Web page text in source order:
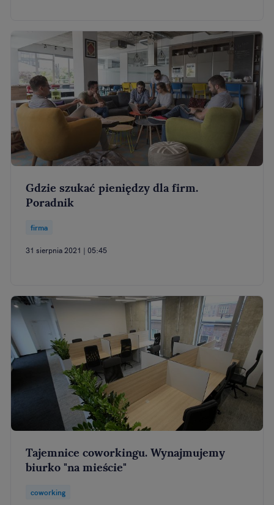
Gdzie szukać pieniędzy dla firm.
Poradnik
firma
31 sierpnia 2021 | 05:45
Tajemnice coworkingu. Wynajmujemy
biurko "na mieście"
coworking